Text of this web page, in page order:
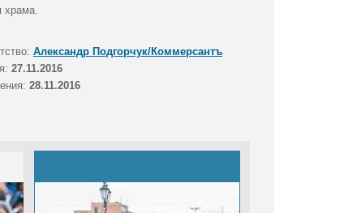
храма.
Александр Подгорчук/Коммерсантъ
27.11.2016
28.11.2016